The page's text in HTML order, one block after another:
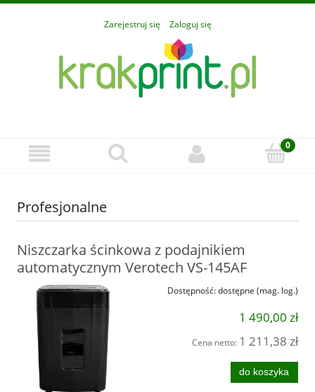
Zarejestruj się Zaloguj się
Profesjonalne
Niszczarka ścinkowa z podajnikiem
automatycznym Verotech VS-145AF
Dostępność:dostępne (mag. log.)
1 490,00 zł
Cena netto: 1 211,38 zł
do koszyka